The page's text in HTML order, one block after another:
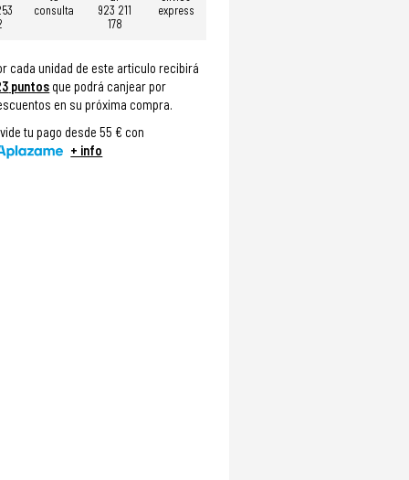
consulta
923 211
178
express
cada unidad de este articulo recibirá
puntos que podrá canjear por
en su próxima compra.
tu pago desde 55 € con
+ info